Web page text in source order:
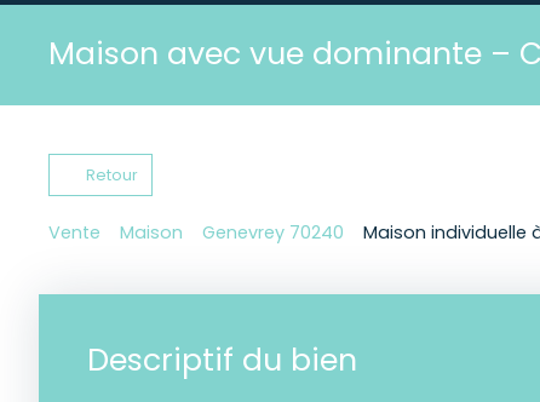
Maison avec vue dominante –
Retour
Vente Maison Genevrey 70240 Maison individuelle
Descriptif du bien